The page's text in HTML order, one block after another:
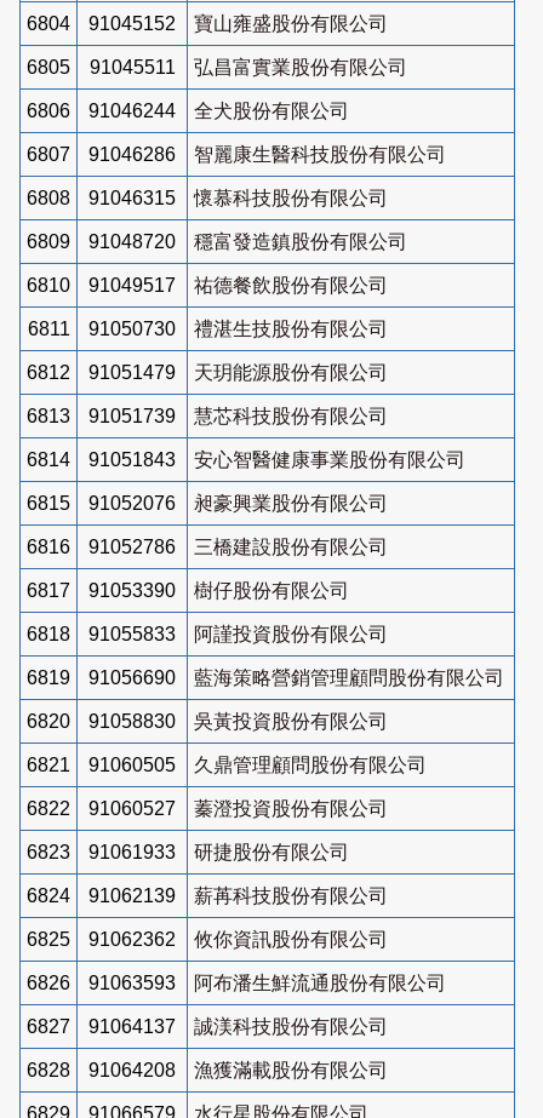
6804 91045152 寶山雍盛股份有限公司
6805 91045511 弘昌富實業股份有限公司
6806 91046244 全犬股份有限公司
6807 91046286 智麗康生醫科技股份有限公司
6808 91046315 懷慕科技股份有限公司
6809 91048720 穩富發造鎮股份有限公司
6810 91049517 祐德餐飲股份有限公司
6811 91050730 禮湛生技股份有限公司
6812 91051479 天玥能源股份有限公司
6813 91051739 慧芯科技股份有限公司
6814 91051843 安心智醫健康事業股份有限公司
6815 91052076 昶豪興業股份有限公司
6816 91052786 三橋建設股份有限公司
6817 91053390 樹仔股份有限公司
6818 91055833 阿謹投資股份有限公司
6819 91056690 藍海策略營銷管理顧問股份有限公司
6820 91058830 吳黃投資股份有限公司
6821 91060505 久鼎管理顧問股份有限公司
6822 91060527 蓁澄投資股份有限公司
6823 91061933 研捷股份有限公司
6824 91062139 薪苒科技股份有限公司
6825 91062362 攸你資訊股份有限公司
6826 91063593 阿布潘生鮮流通股份有限公司
6827 91064137 誠渼科技股份有限公司
6828 91064208 漁獲滿載股份有限公司
6829 91066579 水行星股份有限公司